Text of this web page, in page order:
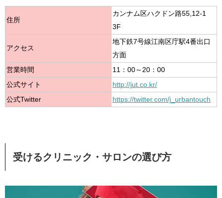
住所
カンナム区ハクドン路55,12-1
3F
アクセス
地下鉄7号線江南区庁駅4番出口
方面
営業時間
11：00～20：00
公式サイト
http://jut.co.kr/
公式Twitter
https://twitter.com/j_urbantouch
受けるクリニック・サロンの選び方